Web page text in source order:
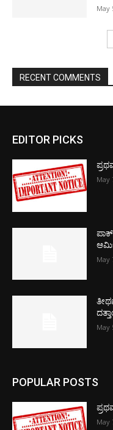
May
RECENT COMMENTS
EDITOR PICKS
May
May
May
POPULAR POSTS
May